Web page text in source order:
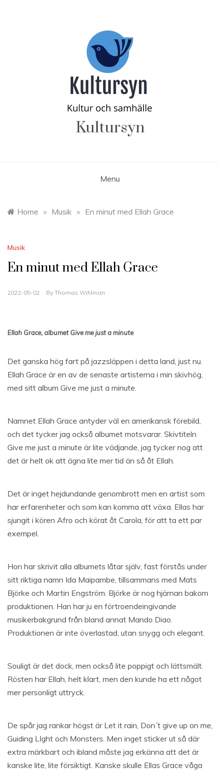
Kultursyn
Menu
Home » Musik » En minut med Ellah Grace
Musik
En minut med Ellah Grace
2022-05-02 By Thomas Wihlman
Ellah Grace, albumet Give me just a minute
Det ganska hög fart på jazzsläppen i detta land, just nu.
Ellah Grace är en av de senaste artisterna i min skivhög,
med sitt album Give me just a minute.
Namnet Ellah Grace antyder väl en amerikansk förebild,
och det tycker jag också albumet motsvarar. Skivtiteln
Give me just a minute är lite vädjande, jag tycker nog att
det är helt ok att ägna lite mer tid än så åt Ellah.
Det är inget hejdundande genombrott men en artist som
har erfarenheter och som kan komma att växa. Ellas har
sjungit i kören Afro och körat åt Carola, för att ta ett par
exempel.
Hon har skrivit alla albumets låtar själv, fast förstås under
sitt riktiga namn Ida Maipambe, tillsammans med Mats
Björke och Martin Engström. Björke är nog hjärnan bakom
produktionen. Han har ju en förtroendeingivande
musikerbakgrund från bland annat Mando Diao.
Produktionen är inte överlastad, utan snygg och elegant.
Souligt är det dock, men också lite poppigt och lättsmält.
Rösten har Ellah, helt klart, men den kunde ha ett något
mer personligt uttryck.
De spår jag rankar högst är Let it rain, Don´t give up on me,
Guiding LIght och Monsters. Men inget sticker ut så där
extra märkbart och ibland måste jag erkänna att det är
kanske lite, lite försiktigt. Kanske skulle Ellas Grace våga